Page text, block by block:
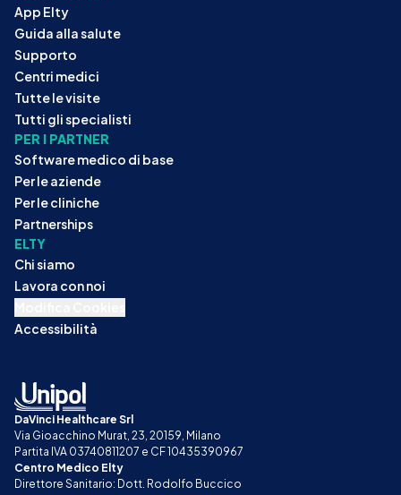
App Elty
Guida alla salute
Supporto
Centri medici
Tutte le visite
Tutti gli specialisti
PER I PARTNER
Software medico di base
Per le aziende
Per le cliniche
Partnerships
ELTY
Chi siamo
Lavora con noi
Accessibilità
DaVinci Healthcare Srl
Via Gioacchino Murat, 23, 20159, Milano
Partita IVA 03740811207 e CF 10435390967
Centro Medico Elty
Direttore Sanitario: Dott. Rodolfo Buccico